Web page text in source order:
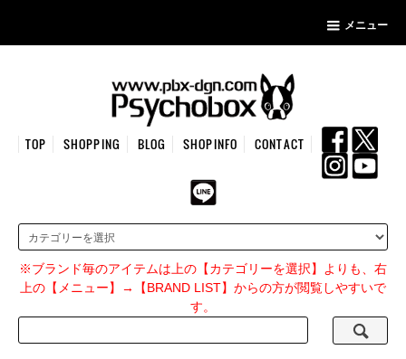
メニュー
TOP SHOPPING BLOG SHOPINFO CONTACT
※ブランド毎のアイテムは上の【カテゴリーを選択】よりも、右
上の【メニュー】→【BRAND LIST】からの方が閲覧しやすいで
す。